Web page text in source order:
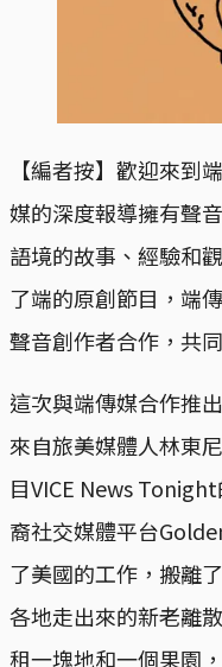
【編者按】歡迎來
媒的深度報導擁有聲
語境的故事、經驗和
了端的原創節目，端
聲音創作者合作，共
這次與端傳媒合作推
來自旅美媒體人林東
目VICE News
裔社交媒體平台
了美國的工作，搬離
各地走出來的新老離
租一塊地和一個果園